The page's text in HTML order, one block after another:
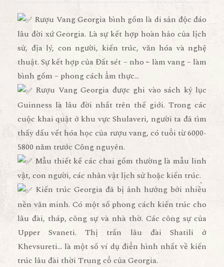
Rượu Vang Georgia bình gốm là di sản độc đáo
lâu đời xứ Georgia. Là sự kết hợp hoàn hảo của lịch
sử, địa lý, con người, kiến trúc, văn hóa và nghệ
thuật. Sự kết hợp của Đất sét – nho – làm vang – làm
bình gốm – phong cách ẩm thực…
Rượu Vang Georgia được ghi vào sách kỷ lục
Guinness là lâu đời nhất trên thế giới. Trong các
cuộc khai quật ở khu vực Shulaveri, người ta đã tìm
thấy dấu vết hóa học của rượu vang, có tuổi từ 6000-
5800 năm trước Công nguyên.
Mẫu thiết kế các chai gốm thường là mẫu linh
vật, con người, các nhân vật lịch sử hoặc kiến trúc.
Kiến trúc Georgia đã bị ảnh hưởng bởi nhiều
nền văn minh. Có một số phong cách kiến trúc cho
lâu đài, tháp, công sự và nhà thờ. Các công sự của
Upper Svaneti. Thị trấn lâu đài Shatili ở
Khevsureti… là một số ví dụ điển hình nhất về kiến
trúc lâu đài thời Trung cổ của Georgia.